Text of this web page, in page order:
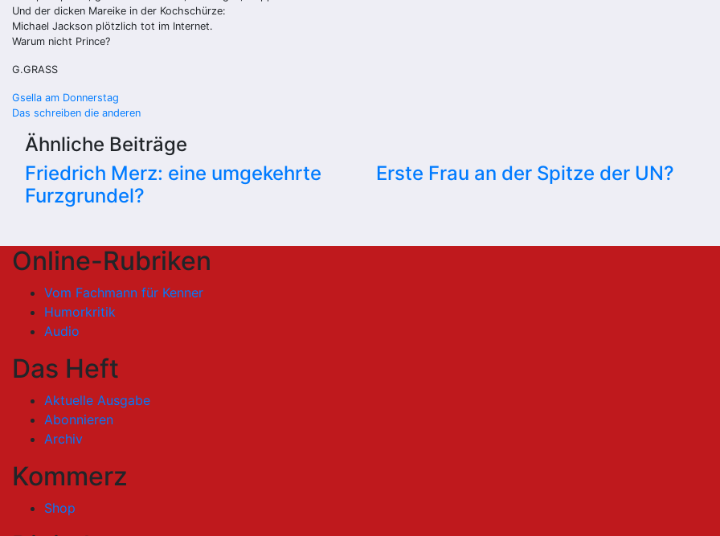
Und der dicken Mareike in der Kochschürze:
Michael Jackson plötzlich tot im Internet.
Warum nicht Prince?
G.GRASS
Beitragsnavigation
Gsella am Donnerstag
Das schreiben die anderen
Ähnliche Beiträge
Friedrich Merz: eine umgekehrte
Furzgrundel?
Erste Frau an der Spitze der UN?
Online-Rubriken
Vom Fachmann für Kenner
Humorkritik
Audio
Das Heft
Aktuelle Ausgabe
Abonnieren
Archiv
Kommerz
Shop